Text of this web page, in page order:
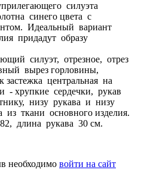
силуэта
синего цвета с
Идеальный вариант
придадут образу
силуэт, отрезное, отрез
вырез горловины,
центральная на
- хрупкие сердечки, рукав
низу рукава и низу
из ткани основного изделия.
длина рукава 30 см.
необходимо войти на сайт